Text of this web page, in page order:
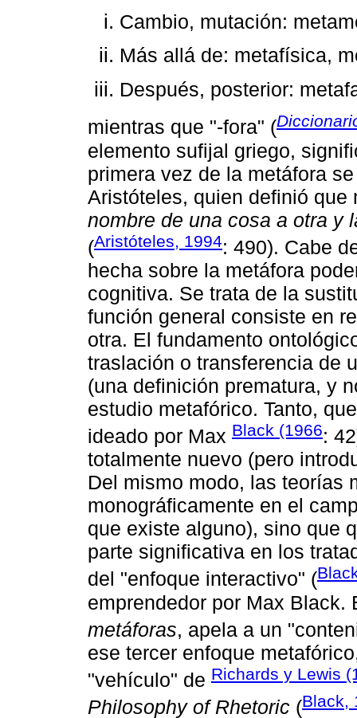
Cambio, mutación:
Más allá de: metafísica,
Después, posterior:
mientras que "-fora" (
elemento sufijal griego,
primera vez de la metáfora
Aristóteles, quien definió
nombre de una cosa a otra y
(Aristóteles, 1994: 490). Cabe
hecha sobre la metáfora
cognitiva. Se trata de la
función general consiste en
otra. El fundamento
traslación o transferencia de
(una definición prematura, y
estudio metafórico. Tanto,
ideado por Max Black (1966:
totalmente nuevo (pero
Del mismo modo, las teorías
monográficamente en el
que existe alguno), sino que
parte significativa en los
del "enfoque interactivo" (
emprendedor por Max
metáforas, apela a un
ese tercer enfoque
"vehículo" de Richards y Lewis
Philosophy of Rhetoric (Black,